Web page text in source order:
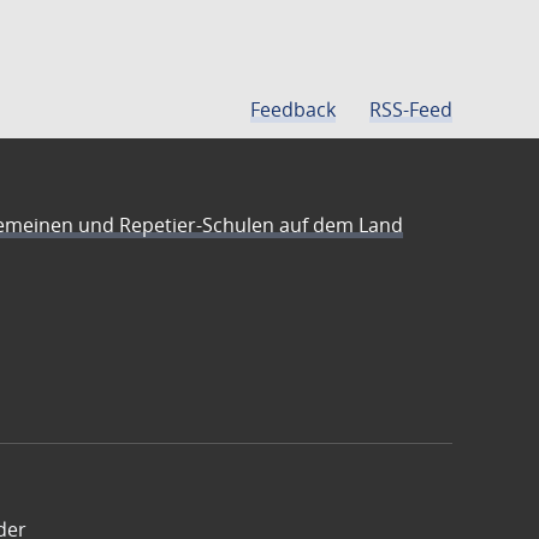
Feedback RSS-Feed
und Repetier-Schulen auf dem Land